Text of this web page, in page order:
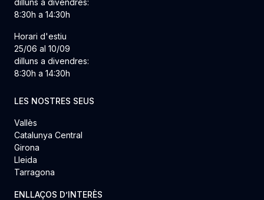
8:30h a 14:30h
Horari d'estiu
25/06 al 10/09
dilluns a divendres:
8:30h a 14:30h
LES NOSTRES SEUS
Vallès
Catalunya Central
Girona
Lleida
Tarragona
ENLLAÇOS D’INTERÈS